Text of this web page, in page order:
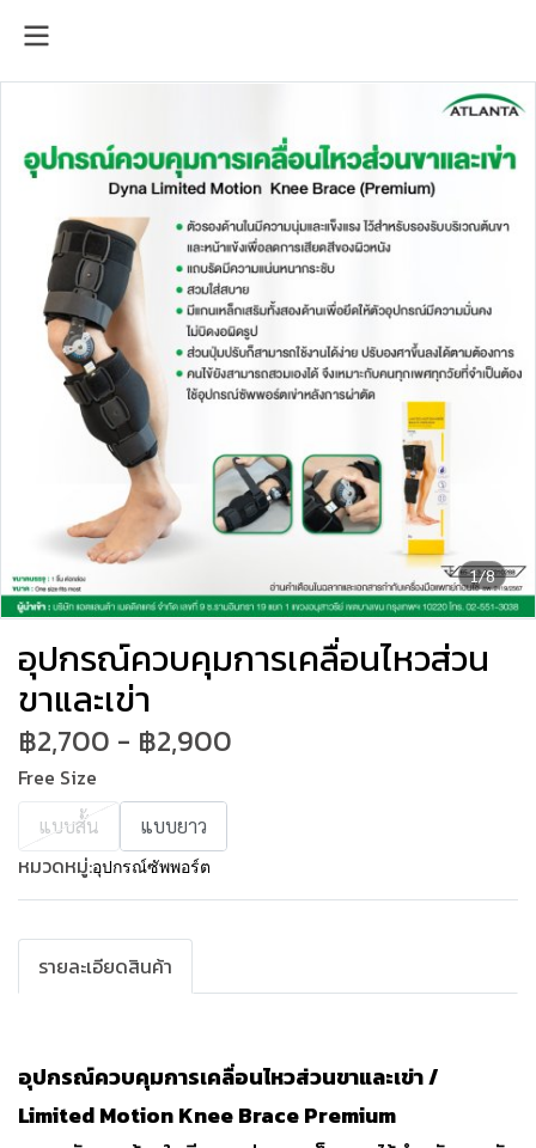
1/8
อุปกรณ์ควบคุมการเคลื่อนไหวส่วน
ขาและเข่า
฿2,700 - ฿2,900
Free Size
แบบสั้น แบบยาว
หมวดหมู่:อุปกรณ์ซัพพอร์ต
รายละเอียดสินค้า
อุปกรณ์ควบคุมการเคลื่อนไหวส่วนขาและเข่า /
Limited Motion Knee Brace Premium